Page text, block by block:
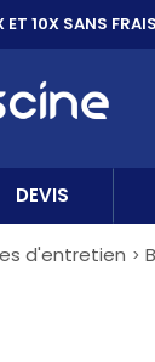
ET 10XSANS
DEVIS
d'entretien